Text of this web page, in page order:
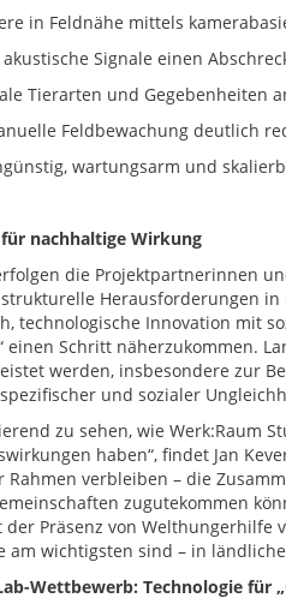
Feldnähe mittels
Signale einen
und Gegebenheiten
Feldbewachung deutlich
wartungsarm und
nachhaltige Wirkung
die Projektpartnerinnen
Herausforderungen
technologische Innovation mit
einen Schritt näherzukommen.
werden, insbesondere zur
und sozialer
zu sehen, wie Werk:Raum
haben“, findet Jan
Rahmen verbleiben – die
zugutekommen
der Präsenz von Welthungerhilfe
am wichtigsten sind – in
Wettbewerb: Technologie für